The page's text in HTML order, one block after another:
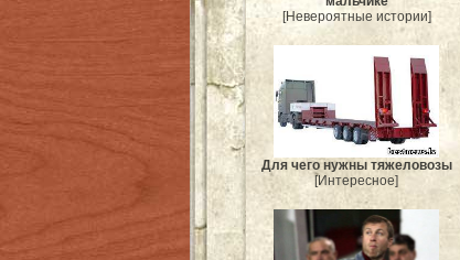
[Невероятные истории]
Для чего нужны тяжеловозы
[Интересное]